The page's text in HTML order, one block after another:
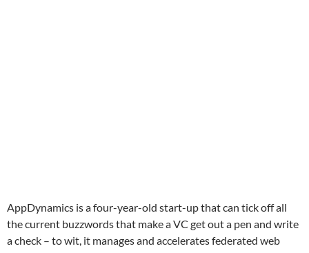
AppDynamics is a four-year-old start-up that can tick off all
the current buzzwords that make a VC get out a pen and write
a check – to wit, it manages and accelerates federated web